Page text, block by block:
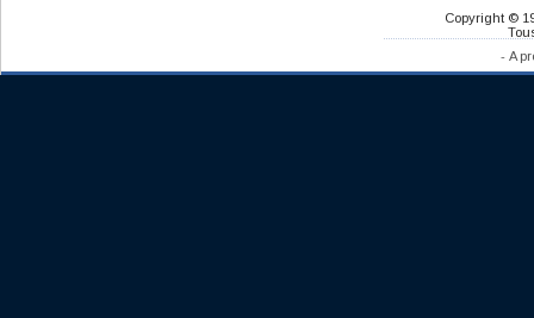
Copyright ©
- A